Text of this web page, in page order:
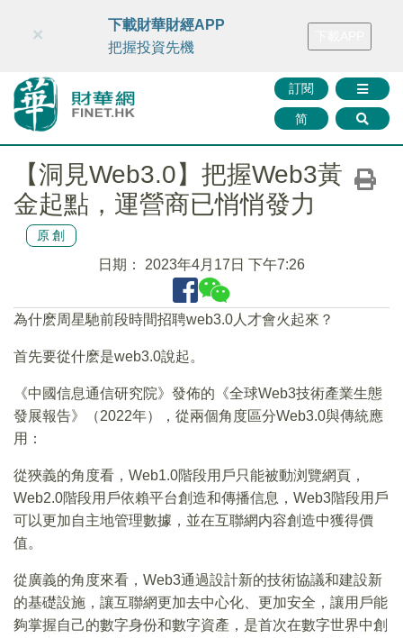
財華智庫網 FINTV FINMETA 財華證券 媒體矩陣
訂閱
简
×
下載財華財經APP
把握投資先機
【洞見Web3.0】把握Web3黃
金起點，運營商已悄悄發力
原創
日期： 2023年4月17日 下午7:26
為什麽周星馳前段時間招聘web3.0人才會火起來？
首先要從什麽是web3.0說起。
《中國信息通信研究院》發佈的《全球Web3技術產業生態
發展報告》（2022年），從兩個角度區分Web3.0與傳統應
用：
從狹義的角度看，Web1.0階段用戶只能被動浏覽網頁，
Web2.0階段用戶依賴平台創造和傳播信息，Web3階段用戶
可以更加自主地管理數據，並在互聯網内容創造中獲得價
值。
從廣義的角度來看，Web3通過設計新的技術協議和建設新
的基礎設施，讓互聯網更加去中心化、更加安全，讓用戶能
夠掌握自己的數字身份和數字資產，是首次在數字世界中創